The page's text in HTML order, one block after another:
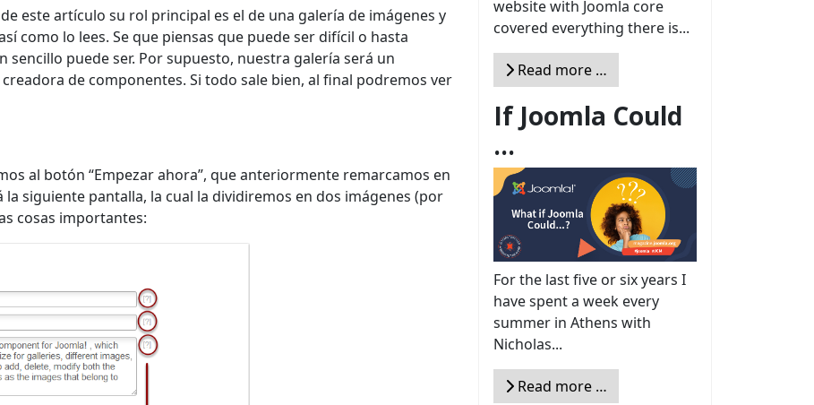
este artículo su rol principal es el de una galería de imágenes y
como lo lees. Se que piensas que puede ser difícil o hasta
puede ser. Por supuesto, nuestra galería será un
de componentes. Si todo sale bien, al final podremos ver
al botón “Empezar ahora”, que anteriormente remarcamos en
la siguiente pantalla, la cual la dividiremos en dos imágenes (por
cosas importantes:
website with Joomla core
covered everything there is...
Read more …
If Joomla Could
...
For the last five or six years I
have spent a week every
summer in Athens with
Nicholas...
Read more …